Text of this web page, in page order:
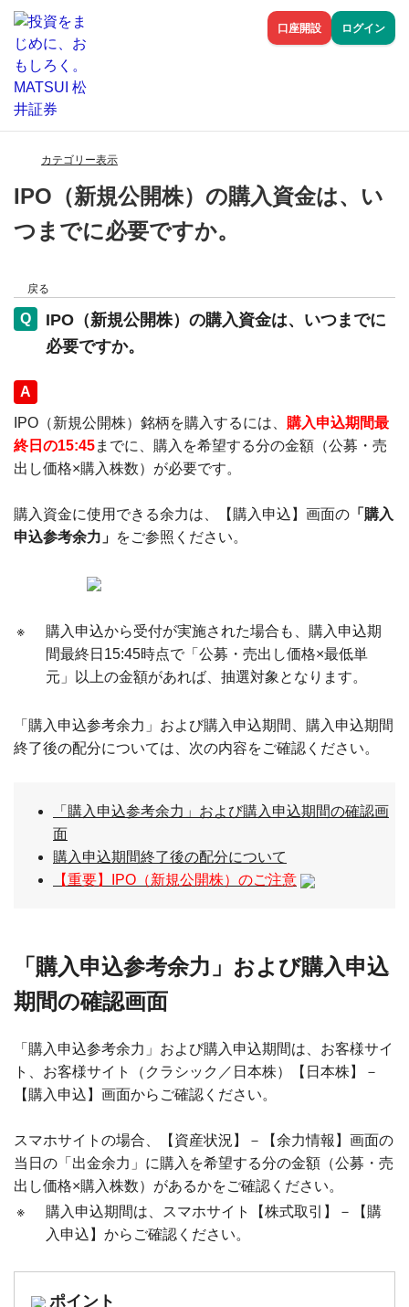
口座開設 ログイン
カテゴリー表示
IPO（新規公開株）の購入資金は、い
つまでに必要ですか。
戻る
IPO（新規公開株）の購入資金は、いつまでに
必要ですか。
回答
IPO（新規公開株）銘柄を購入するには、 購入申込期間最
終日の15:45までに、購入を希望する分の金額（公募・売
出し価格×購入株数）が必要です。
購入資金に使用できる余力は、【購入申込】画面の 「購入
申込参考余力」 をご参照ください。
※
購入申込から受付が実施された場合も、購入申込期
間最終日15:45時点で「公募・売出し価格×最低単
元」以上の金額があれば、抽選対象となります。
「購入申込参考余力」および購入申込期間、購入申込期間
終了後の配分については、次の内容をご確認ください。
「購入申込参考余力」および購入申込期間の確認画
面
購入申込期間終了後の配分について
【重要】IPO（新規公開株）のご注意
「購入申込参考余力」および購入申込
期間の確認画面
「購入申込参考余力」および購入申込期間は、お客様サイ
ト、お客様サイト（クラシック／日本株）【日本株】－
【購入申込】画面からご確認ください。
スマホサイトの場合、【資産状況】－【余力情報】画面の
当日の「出金余力」に購入を希望する分の金額（公募・売
出し価格×購入株数）があるかをご確認ください。
※
購入申込期間は、スマホサイト【株式取引】－【購
入申込】からご確認ください。
ポイント